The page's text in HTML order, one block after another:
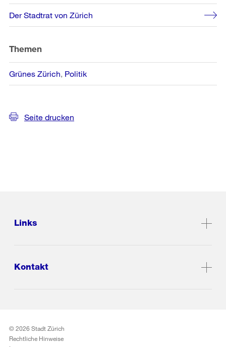
Der Stadtrat von Zürich
Themen
Grünes Zürich Politik
Seite drucken
Links
Kontakt
© 2026 Stadt Zürich
Rechtliche Hinweise